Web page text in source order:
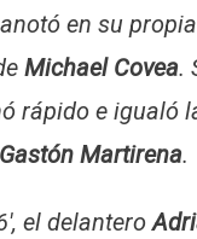
en su
Michael Covea.
rápido e igualó
Gastón Martirena.
el delantero